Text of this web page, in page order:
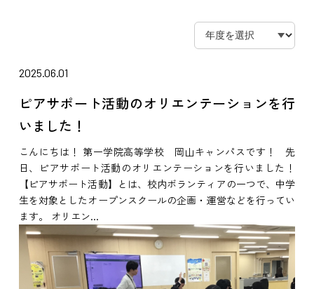
2025.06.01
ピアサポート活動のオリエンテーションを行
いました！
こんにちは！ 第一学院高等学校 岡山キャンパスです！ 先
日、ピアサポート活動のオリエンテーションを行いました！
【ピアサポート活動】とは、校内ボランティアの一つで、中学
生を対象としたオープンスクールの企画・運営などを行ってい
ます。 オリエン...